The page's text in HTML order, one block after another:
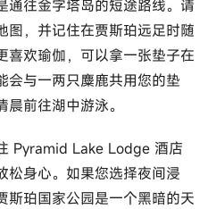
通往金字塔岛的短途路线。请
图，并记住在贾斯珀远足时随
喜欢瑜伽，可以拿一张垫子在
会与一两只麋鹿共用您的垫
前往湖中游泳。
Pyramid Lake Lodge 酒店
松身心。如果您选择夜间浸
珀国家公园是一个黑暗的天